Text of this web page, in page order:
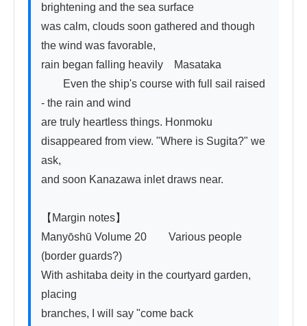
brightening and the sea surface
was calm, clouds soon gathered and though
the wind was favorable,
rain began falling heavily　Masataka
Even the ship's course with full sail raised
- the rain and wind
are truly heartless things. Honmoku
disappeared from view. "Where is Sugita?" we
ask,
and soon Kanazawa inlet draws near.
【Margin notes】
Manyōshū Volume 20　　Various people
(border guards?)
With ashitaba deity in the courtyard garden,
placing
branches, I will say "come back